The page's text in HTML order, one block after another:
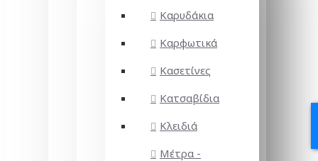
Καρυδάκια
Καρφωτικά
Κασετίνες
Κατσαβίδια
Κλειδιά
Μέτρα -